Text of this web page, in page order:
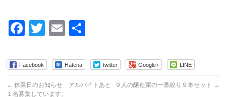
Facebook
TwitterEmail
Facebook Hatena twitter Google+ LINE
← 休業日のお知らせ アルバイトあと
１名募集しています。
９人の醸造家の一番絞り９本セット →